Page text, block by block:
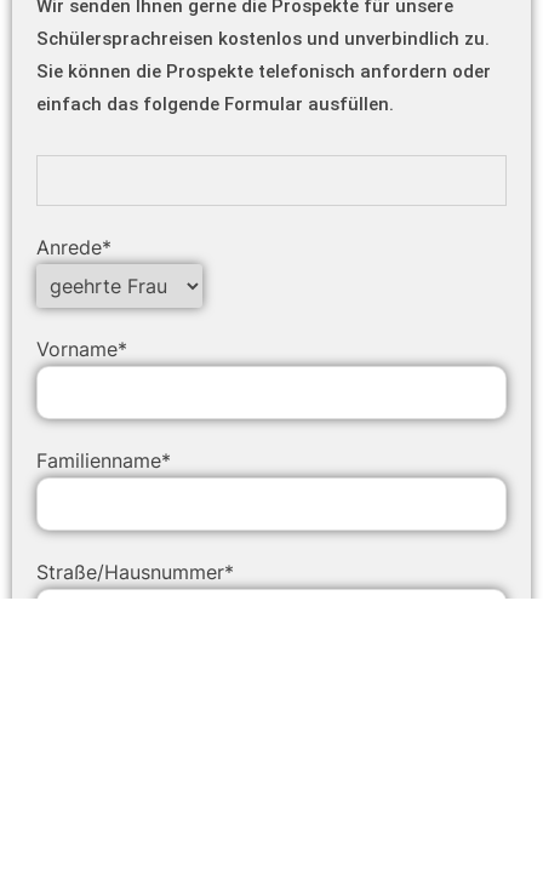
Wir senden Ihnen gerne die Prospekte für unsere
Schülersprachreisen kostenlos und unverbindlich zu.
Sie können die Prospekte telefonisch anfordern oder
einfach das folgende Formular ausfüllen.
Anrede*
Vorname*
Familienname*
Straße/Hausnummer*